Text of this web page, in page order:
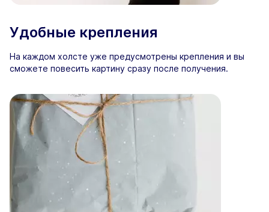
Удобные крепления
На каждом холсте уже предусмотрены крепления и вы
сможете повесить картину сразу после получения.